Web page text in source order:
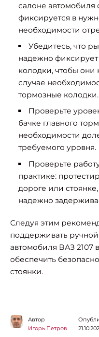
салоне
фиксируется в
необходимости
Убедитесь, что
надежно
колодки, чтобы они
случае
тормозные колодки.
Проверьте
бачке главного
необходимости
требуемого уровня.
Проверьте
практике:
дороге или
надежно
Следуя этим
поддерживать
автомобиля ВАЗ 2107
обеспечить
стоянки.
Автор
Игорь Петров